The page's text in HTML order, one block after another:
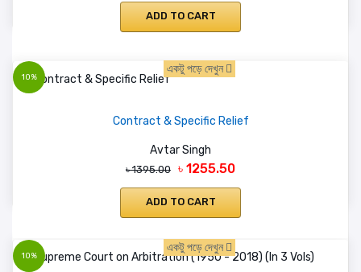
ADD TO CART
10%
একটু পড়ে দেখুন
Contract & Specific Relief
Avtar Singh
৳ 1395.00 ৳ 1255.50
ADD TO CART
10%
একটু পড়ে দেখুন